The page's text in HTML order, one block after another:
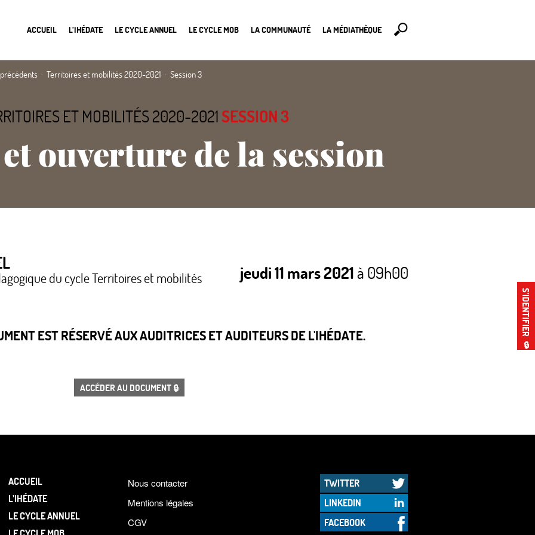
ACCUEIL L’IHÉDATE LE CYCLE ANNUEL LE CYCLE MOB LA COMMUNAUTÉ LA MÉDIATHÈQUE
S’IDENTIFIER
🔒
Territoires et mobilités 2020-2021 Session 3
ET MOBILITÉS 2020-2021SESSION 3
ouverture de la session
du cycle Territoires et mobilités jeudi 11 mars 2021à 09h00
EST RÉSERVÉ AUX AUDITRICES ET AUDITEURS DE L'IHÉDATE.
ACCÉDER AU DOCUMENT 🔒
ACCUEIL
L’IHÉDATE
LE CYCLE ANNUEL
Nous contacter
Mentions légales
CGV
TWITTER
LINKEDIN
FACEBOOK